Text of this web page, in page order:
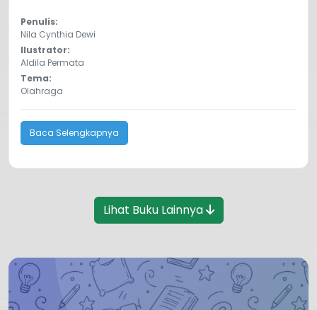
Penulis:
Nila Cynthia Dewi
Ilustrator:
Aldila Permata
Tema:
Olahraga
Baca Selengkapnya
Lihat Buku Lainnya